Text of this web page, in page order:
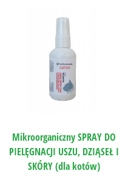
Mikroorganiczny SPRAY DO
PIELĘGNACJI USZU, DZIĄSEŁ I
SKÓRY (dla kotów)